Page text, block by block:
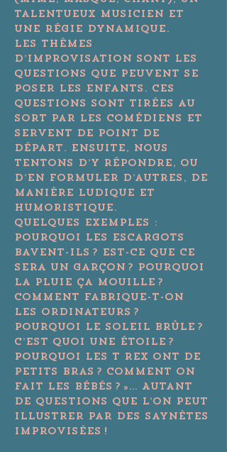
talentueux musicien et
une régie dynamique.
Les thèmes
d’improvisation sont les
questions que peuvent se
poser les enfants. Ces
questions sont tirées au
sort par les comédiens et
servent de point de
départ. Ensuite, nous
tentons d’y répondre, ou
d’en formuler d’autres, de
manière ludique et
humoristique.
Quelques exemples :
Pourquoi les escargots
bavent-ils ? Est-ce que ce
sera un garçon ? Pourquoi
la pluie ça mouille ?
Comment fabrique-t-on
les ordinateurs ?
Pourquoi le soleil brûle ?
C’est quoi une étoile ?
Pourquoi les T rex ont de
petits bras ? Comment on
fait les bébés ? »… Autant
de questions que l’on peut
illustrer par des saynètes
improvisées !